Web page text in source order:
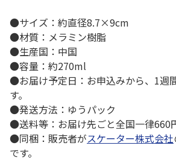
●サイズ：約直径8.7×9cm
●材質：メラミン樹脂
●生産国：中国
●容量：約270ml
●お届け予定日：お申込みから、1週
す。
●発送方法：ゆうパック
●送料等：お届け先ごと全国一律660
●同梱：販売者がスケーター株式会社
です。